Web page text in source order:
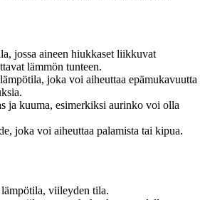
jossa aineen hiukkaset liikkuvat
lämmön tunteen.
joka voi aiheuttaa epämukavuutta
ja kuuma, esimerkiksi aurinko voi olla
joka voi aiheuttaa palamista tai kipua.
viileyden tila.